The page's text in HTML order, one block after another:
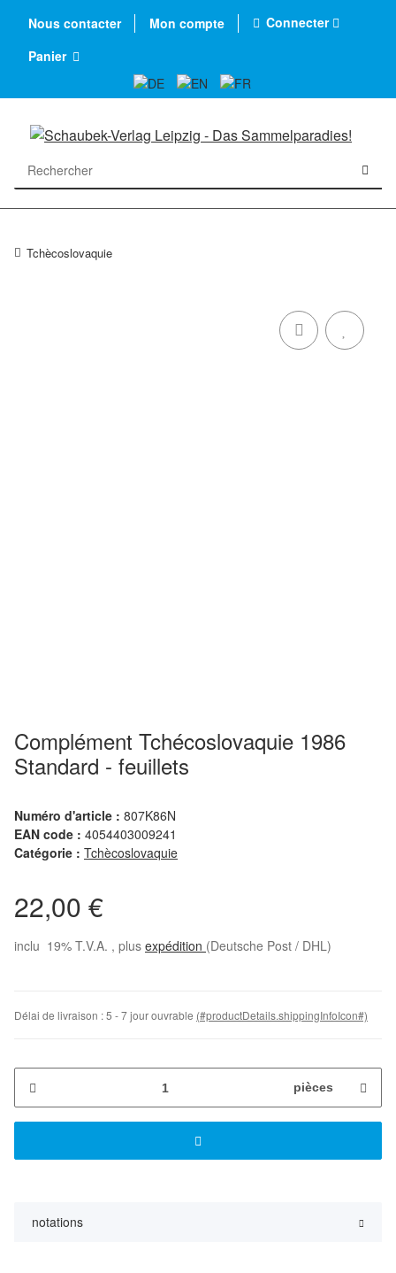
Nous contacter Mon compte
Connecter
Panier
Tchècoslovaquie
Complément Tchécoslovaquie 1986
Standard - feuillets
Numéro d'article : 807K86N
EAN code : 4054403009241
Catégorie : Tchècoslovaquie
22,00 €
inclu 19% T.V.A. , plus expédition (Deutsche Post / DHL)
Délai de livraison :5 - 7 jour ouvrable (#productDetails.shippingInfoIcon#)
pièces
notations